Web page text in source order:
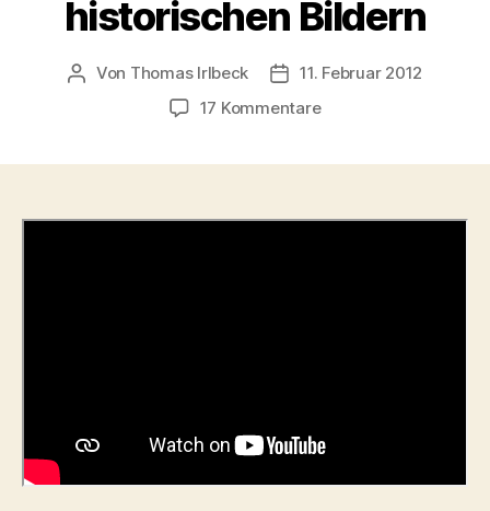
historischen Bildern
Beitragsautor
Von Thomas Irlbeck Veröffentlichungsdatum
11. Februar 2012
17 Kommentarezu
spektakuläres